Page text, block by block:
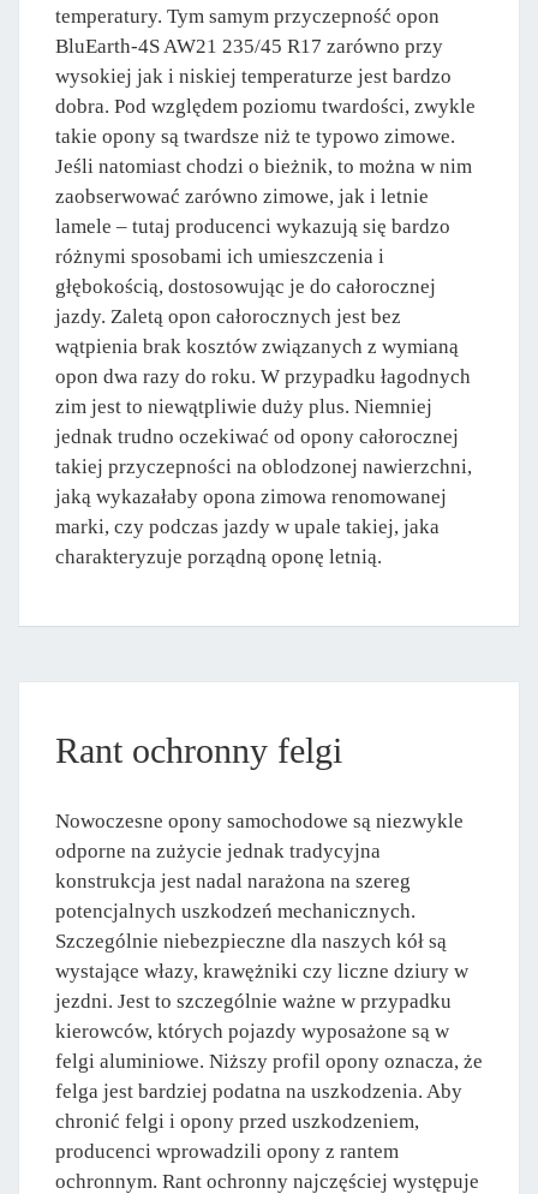
temperatury. Tym samym przyczepność opon
BluEarth-4S AW21 235/45 R17 zarówno przy
wysokiej jak i niskiej temperaturze jest bardzo
dobra. Pod względem poziomu twardości, zwykle
takie opony są twardsze niż te typowo zimowe.
Jeśli natomiast chodzi o bieżnik, to można w nim
zaobserwować zarówno zimowe, jak i letnie
lamele – tutaj producenci wykazują się bardzo
różnymi sposobami ich umieszczenia i
głębokością, dostosowując je do całorocznej
jazdy. Zaletą opon całorocznych jest bez
wątpienia brak kosztów związanych z wymianą
opon dwa razy do roku. W przypadku łagodnych
zim jest to niewątpliwie duży plus. Niemniej
jednak trudno oczekiwać od opony całorocznej
takiej przyczepności na oblodzonej nawierzchni,
jaką wykazałaby opona zimowa renomowanej
marki, czy podczas jazdy w upale takiej, jaka
charakteryzuje porządną oponę letnią.
Rant ochronny felgi
Nowoczesne opony samochodowe są niezwykle
odporne na zużycie jednak tradycyjna
konstrukcja jest nadal narażona na szereg
potencjalnych uszkodzeń mechanicznych.
Szczególnie niebezpieczne dla naszych kół są
wystające włazy, krawężniki czy liczne dziury w
jezdni. Jest to szczególnie ważne w przypadku
kierowców, których pojazdy wyposażone są w
felgi aluminiowe. Niższy profil opony oznacza, że
felga jest bardziej podatna na uszkodzenia. Aby
chronić felgi i opony przed uszkodzeniem,
producenci wprowadzili opony z rantem
ochronnym. Rant ochronny najczęściej występuje